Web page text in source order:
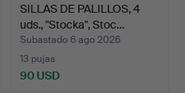
SILLAS DE PALILLOS, 4
uds., "Stocka", Stoc…
Subastado 6 ago 2026
13 pujas
90 USD